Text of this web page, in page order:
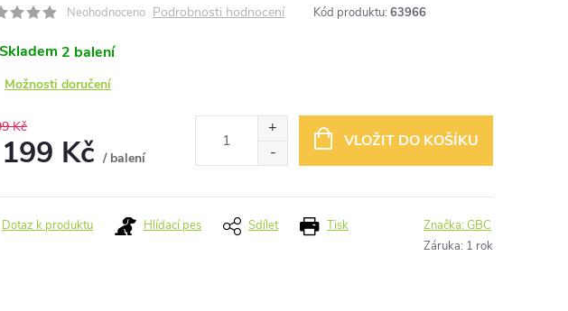
Neohodnoceno Podrobnosti hodnocení Kód produktu: 63966
Skladem 2 balení
Možnosti doručení
Kč
Kč / balení
VLOŽIT DO KOŠÍKU
Tisk
Dotaz k produktu Hlídací pes Sdílet Značka:GBC
Záruka: 1 rok